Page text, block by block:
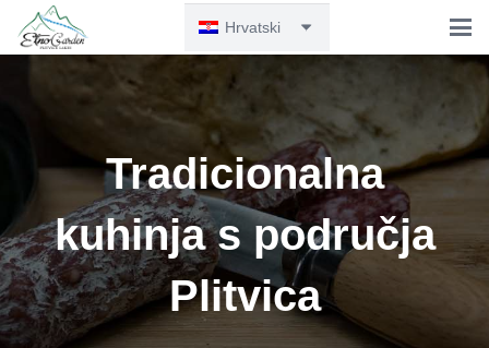
Hrvatski
Tradicionalna
kuhinja s područja
Plitvica